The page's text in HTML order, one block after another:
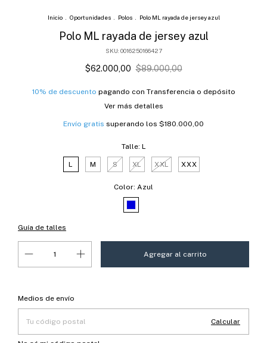
Inicio Oportunidades Polos Polo ML rayada de jersey azul
Polo ML rayada de jersey azul
SKU: 0016250166427
$62.000,00 $89.000,00
10% de descuento pagando con Transferencia o depósito
Ver más detalles
Envío gratis superando los $180.000,00
Talle: L
L M S XL XXL XXX
Color: Azul
Guía de talles
Entregas para el CP:
Medios de envío
Calcular